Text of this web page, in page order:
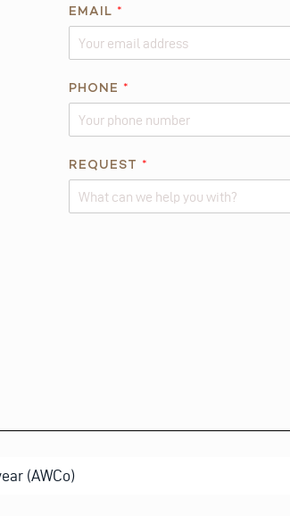
EMAIL *
PHONE *
Q
U
REQUEST *
(AWCo)